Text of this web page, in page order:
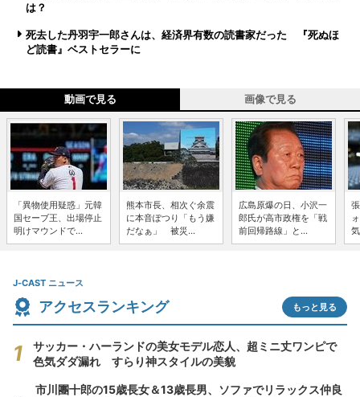
は？
死去した丹羽宇一郎さんは、経済界有数の読書家だった 『死ぬほ
ど読書』ベストセラーに
動画で見る 画像で見る
「異物使用疑惑」元韓
国セーブ王、出場停止
明けマウンドで...
熊本市長、相次ぐ余震
に本音ぽつり「もう嫌
だなぁ」 被災...
広島原爆の日、小沢一
郎氏が高市政権を「戦
前回帰路線」と...
J-CAST ニュース
アクセスランキング もっと見る
サッカー・ハーランドの美女モデル恋人、超ミニ丈ワンピで
色気ダダ漏れ すらり神スタイルの美貌
市川團十郎の15歳長女＆13歳長男、ソファでリラックス仲良